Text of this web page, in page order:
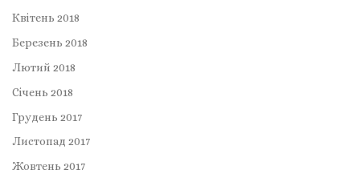
Квітень 2018
Березень 2018
Лютий 2018
Січень 2018
Грудень 2017
Листопад 2017
Жовтень 2017